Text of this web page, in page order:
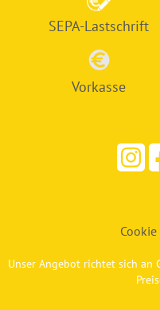
SEPA-Lastschrift
Vorkasse
Unser Angebot richtet sich an